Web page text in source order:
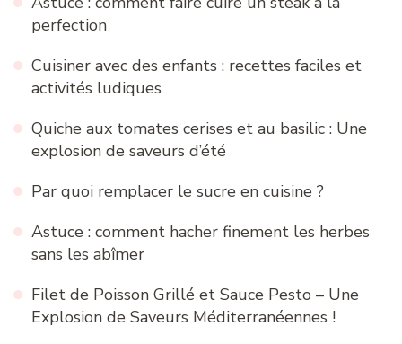
perfection
Cuisiner avec des enfants : recettes faciles et
activités ludiques
Quiche aux tomates cerises et au basilic : Une
explosion de saveurs d’été
Par quoi remplacer le sucre en cuisine ?
Astuce : comment hacher finement les herbes
sans les abîmer
Filet de Poisson Grillé et Sauce Pesto – Une
Explosion de Saveurs Méditerranéennes !